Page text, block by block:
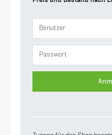
Gewicht
Nennweite